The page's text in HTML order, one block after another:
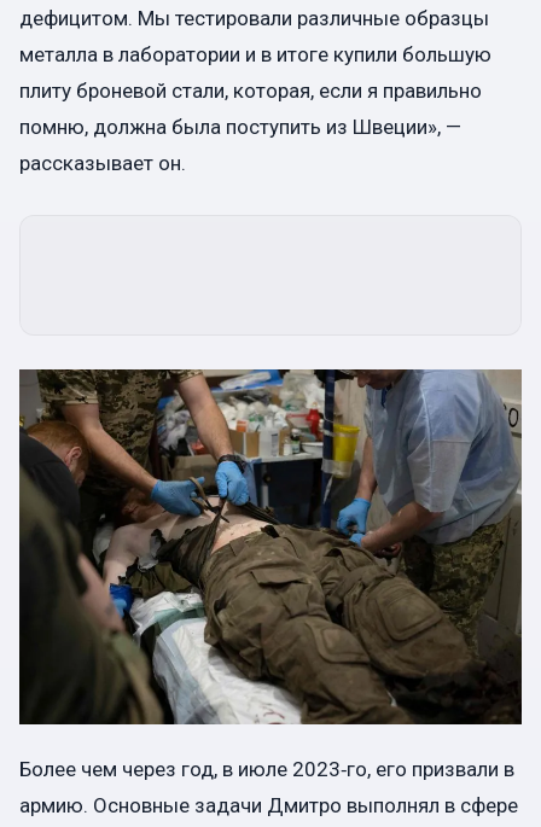
дефицитом. Мы тестировали различные образцы
металла в лаборатории и в итоге купили большую
плиту броневой стали, которая, если я правильно
помню, должна была поступить из Швеции», —
рассказывает он.
Более чем через год, в июле 2023‑го, его призвали в
армию. Основные задачи Дмитро выполнял в сфере